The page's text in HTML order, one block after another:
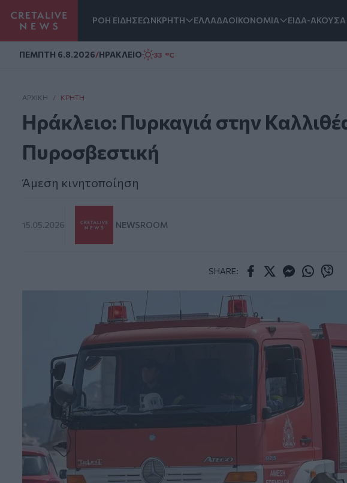
ΡΟΗ ΕΙΔΗΣΕΩΝΚΡΗΤΗ ΕΛΛΑΔΑΟΙΚΟΝΟΜΙΑ ΕΙΔΑ-ΑΚΟΥΣΑ
ΠΕΜΠΤΗ 6.8.2026/ΗΡΑΚΛΕΙΟ 33 °C
ΑΡΧΙΚΗ / ΚΡΉΤΗ
Ηράκλειο: Πυρκαγιά στην
Πυροσβεστική
Άμεση κινητοποίηση
15.05.2026 NEWSROOM
SHARE: